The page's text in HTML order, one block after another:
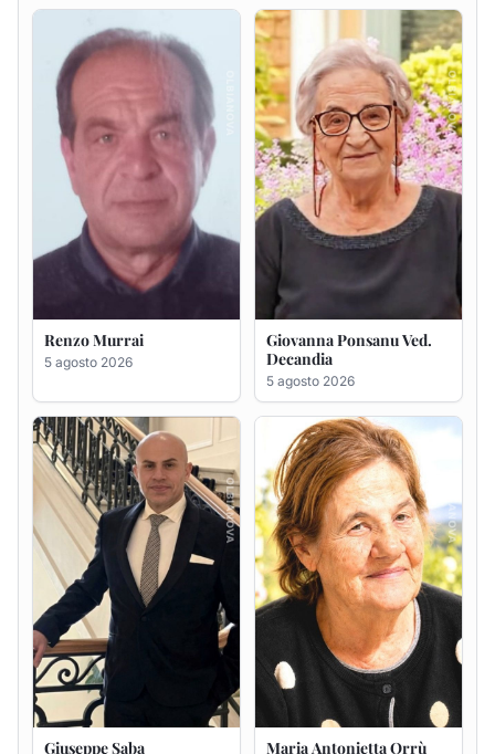
Renzo Murrai
5 agosto 2026
Giovanna Ponsanu Ved.
Decandia
5 agosto 2026
Giuseppe Saba
5 agosto 2026
Maria Antonietta Orrù
ved. Peddio
5 agosto 2026